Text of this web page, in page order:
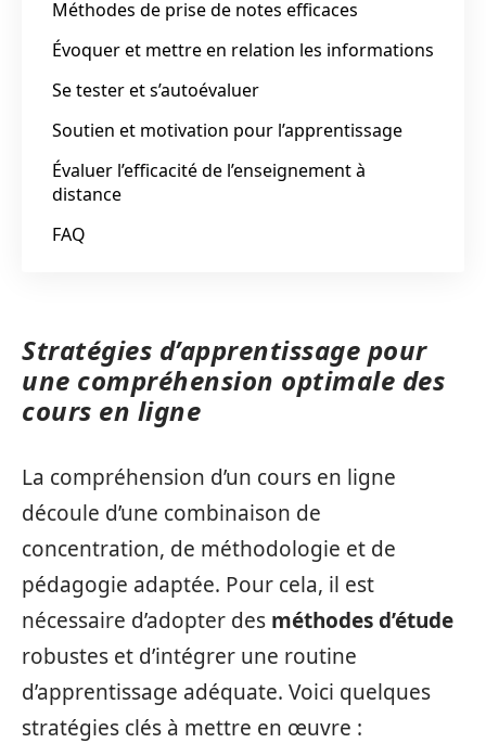
Méthodes de prise de notes efficaces
Évoquer et mettre en relation les informations
Se tester et s’autoévaluer
Soutien et motivation pour l’apprentissage
Évaluer l’efficacité de l’enseignement à
distance
FAQ
Stratégies d’apprentissage pour
une compréhension optimale des
cours en ligne
La compréhension d’un cours en ligne
découle d’une combinaison de
concentration, de méthodologie et de
pédagogie adaptée. Pour cela, il est
nécessaire d’adopter des méthodes d’étude
robustes et d’intégrer une routine
d’apprentissage adéquate. Voici quelques
stratégies clés à mettre en œuvre :